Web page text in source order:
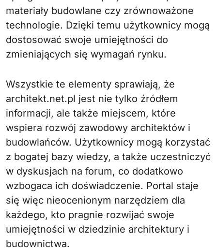
materiały budowlane czy zrównoważone
technologie. Dzięki temu użytkownicy mogą
dostosować swoje umiejętności do
zmieniających się wymagań rynku.
Wszystkie te elementy sprawiają, że
architekt.net.pl jest nie tylko źródłem
informacji, ale także miejscem, które
wspiera rozwój zawodowy architektów i
budowlańców. Użytkownicy mogą korzystać
z bogatej bazy wiedzy, a także uczestniczyć
w dyskusjach na forum, co dodatkowo
wzbogaca ich doświadczenie. Portal staje
się więc nieocenionym narzędziem dla
każdego, kto pragnie rozwijać swoje
umiejętności w dziedzinie architektury i
budownictwa.